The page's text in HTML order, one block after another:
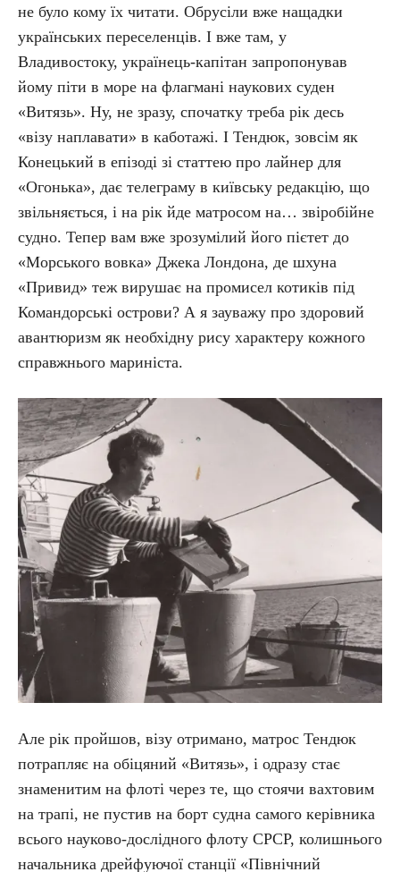
не було кому їх читати. Обрусіли вже нащадки
українських переселенців. І вже там, у
Владивостоку, українець-капітан запропонував
йому піти в море на флагмані наукових суден
«Витязь». Ну, не зразу, спочатку треба рік десь
«візу наплавати» в каботажі. І Тендюк, зовсім як
Конецький в епізоді зі статтею про лайнер для
«Огонька», дає телеграму в київську редакцію, що
звільняється, і на рік йде матросом на… звіробійне
судно. Тепер вам вже зрозумілий його пієтет до
«Морського вовка» Джека Лондона, де шхуна
«Привид» теж вирушає на промисел котиків під
Командорські острови? А я зауважу про здоровий
авантюризм як необхідну рису характеру кожного
справжнього мариніста.
Але рік пройшов, візу отримано, матрос Тендюк
потрапляє на обіцяний «Витязь», і одразу стає
знаменитим на флоті через те, що стоячи вахтовим
на трапі, не пустив на борт судна самого керівника
всього науково-дослідного флоту СРСР, колишнього
начальника дрейфуючої станції «Північний